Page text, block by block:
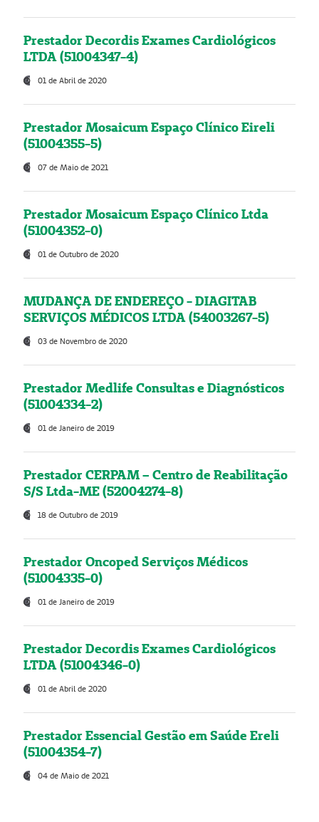
Prestador Decordis Exames Cardiológicos
LTDA (51004347-4)
01 de Abril de 2020
Prestador Mosaicum Espaço Clínico Eireli
(51004355-5)
07 de Maio de 2021
Prestador Mosaicum Espaço Clínico Ltda
(51004352-0)
01 de Outubro de 2020
MUDANÇA DE ENDEREÇO - DIAGITAB
SERVIÇOS MÉDICOS LTDA (54003267-5)
03 de Novembro de 2020
Prestador Medlife Consultas e Diagnósticos
(51004334-2)
01 de Janeiro de 2019
Prestador CERPAM – Centro de Reabilitação
S/S Ltda-ME (52004274-8)
18 de Outubro de 2019
Prestador Oncoped Serviços Médicos
(51004335-0)
01 de Janeiro de 2019
Prestador Decordis Exames Cardiológicos
LTDA (51004346-0)
01 de Abril de 2020
Prestador Essencial Gestão em Saúde Ereli
(51004354-7)
04 de Maio de 2021